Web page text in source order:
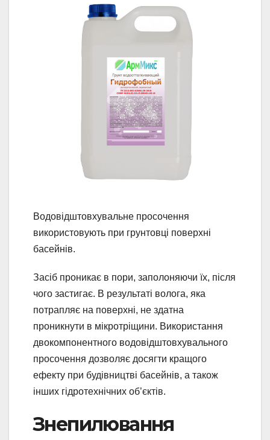
Водовідштовхувальне просочення
використовують при грунтовці поверхні
басейнів.
Засіб проникає в пори, заполоняючи їх, після
чого застигає. В результаті волога, яка
потрапляє на поверхні, не здатна
проникнути в мікротріщини. Використання
двокомпонентного водовідштовхувального
просочення дозволяє досягти кращого
ефекту при будівництві басейнів, а також
інших гідротехнічних об’єктів.
Знепилювання